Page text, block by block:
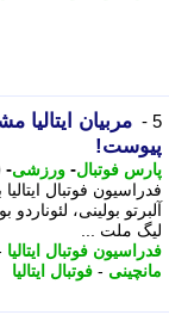
5 -
مربیان
پیوست!
پارس فوتبال- ورزشی-
30
فدراسیون فوتبال
آلبرتو بولینی،
لیگ ملت ...
فدراسیون فوتبال ایتالیا
مانچینی - فوتبال ایتالیا